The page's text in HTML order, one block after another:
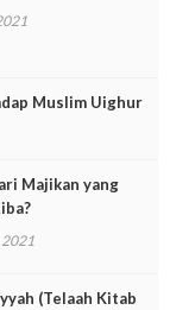
Muslim Uighur
Majikan yang
2021
(Telaah Kitab